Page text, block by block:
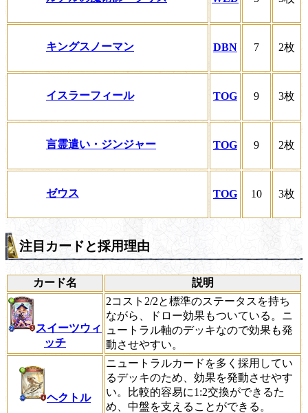
キングスノーマン DBN 7 2枚
イスラーフィール TOG 9 3枚
言霊遣い・ジンジャー TOG 9 2枚
ゼウス TOG 10 3枚
注目カードと採用理由
カード名 説明
スイーツウィ
ッチ
2コスト2/2と標準のステータスを持ち
ながら、ドロー効果もついている。ニ
ュートラル軸のデッキなので効果も発
動させやすい。
ヘクトル
ニュートラルカードを多く採用してい
るデッキのため、効果を発動させやす
い。比較的容易に1:2交換ができるた
め、中盤を支えることができる。